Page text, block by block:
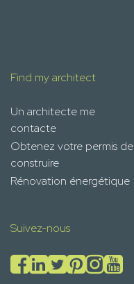
Find my architect
Un architecte me
contacte
Obtenez votre permis de
construire
Rénovation énergétique
Suivez-nous